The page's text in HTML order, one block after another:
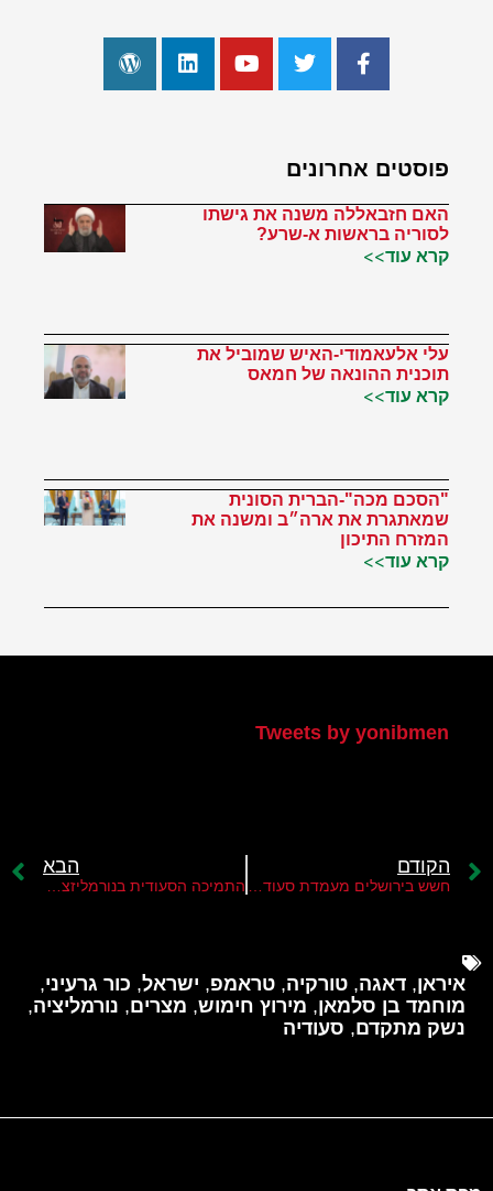
פוסטים אחרונים
האם חזבאללה משנה את גישתו
לסוריה בראשות א-שרע?
קרא עוד>>
עלי אלעאמודי-האיש שמוביל את
תוכנית ההונאה של חמאס
קרא עוד>>
"הסכם מכה"-הברית הסונית
שמאתגרת את ארה״ב ומשנה את
המזרח התיכון
קרא עוד>>
Tweets by yonibmen
הקודם הבא
איראן, דאגה, טורקיה, טראמפ, ישראל, כור גרעיני,
מוחמד בן סלמאן, מירוץ חימוש, מצרים, נורמליציה,
נשק מתקדם, סעודיה